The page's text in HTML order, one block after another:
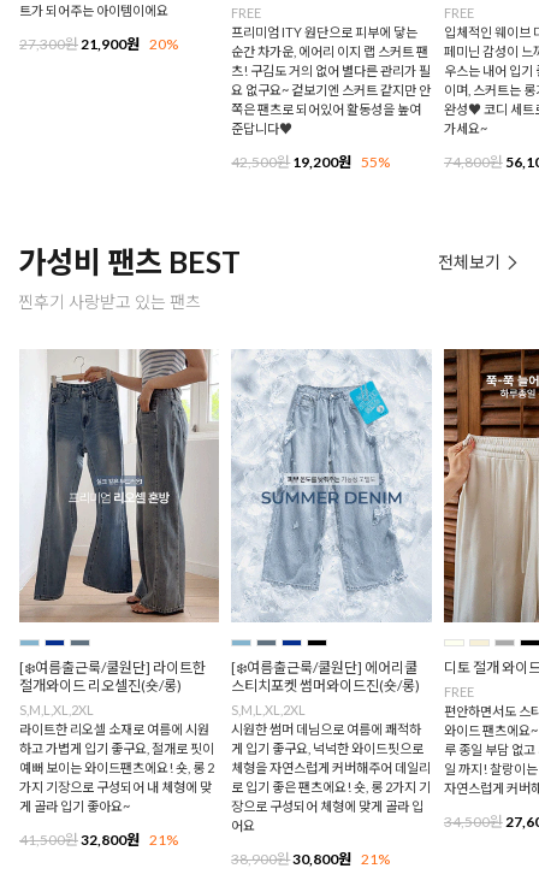
트가 되어주는 아이템이에요
27,300원 21,900원 20%
FREE
프리미엄 ITY 원단으로 피부에 닿는
순간 차가운, 에어리 이지 랩 스커트 팬
츠! 구김도 거의 없어 별다른 관리가 필
요 없구요~ 겉보기엔 스커트 같지만 안
쪽은 팬츠로 되어있어 활동성을 높여
준답니다♥
42,500원19,200원 55%
FREE
입체적인 웨이브
페미닌 감성이 느
우스는 내어 입기
이며, 스커트는
완성♥ 코디 세트
가세요~
74,800원
가성비 팬츠 BEST
찐후기 사랑받고 있는 팬츠
전체보기
[❄️여름출근룩/쿨원단] 라이트한
절개와이드 리오셀진(숏/롱)
S,M,L,XL,2XL
라이트한 리오셀 소재로 여름에 시원
하고 가볍게 입기 좋구요, 절개로 핏이
예뻐 보이는 와이드팬츠에요! 숏, 롱 2
가지 기장으로 구성되어 내 체형에 맞
게 골라 입기 좋아요~
41,500원32,800원 21%
[❄️여름출근룩/쿨원단] 에어리쿨
스티치포켓 썸머와이드진(숏/롱)
S,M,L,XL,2XL
시원한 썸머 데님으로 여름에 쾌적하
게 입기 좋구요, 넉넉한 와이드핏으로
체형을 자연스럽게 커버해주어 데일리
로 입기 좋은 팬츠에요! 숏, 롱 2가지 기
장으로 구성되어 체형에 맞게 골라 입
어요
38,900원30,800원 21%
디토 절개 와이
FREE
편안하면서도 스
와이드 팬츠에요
루 종일 부담 없
일 까지! 찰랑이
자연스럽게 커버
34,500원